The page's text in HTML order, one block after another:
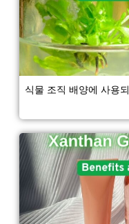
식물 조직 배양에 사용